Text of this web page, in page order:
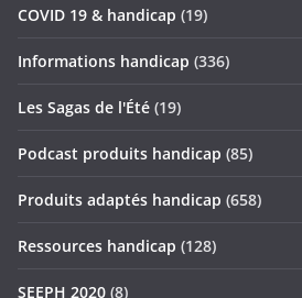
COVID 19 & handicap (19)
Informations handicap (336)
Les Sagas de l'Été (19)
Podcast produits handicap (85)
Produits adaptés handicap (658)
Ressources handicap (128)
SEEPH 2020 (8)